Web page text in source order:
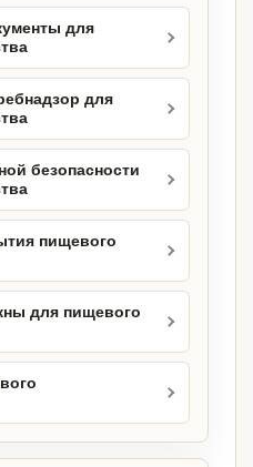
для
для
безопасности
пищевого
для пищевого